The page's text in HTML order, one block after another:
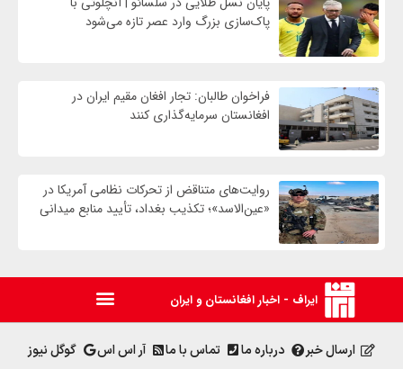
پاک‌سازی بزرگ وارد عصر تازه می‌شود
فراخوان طالبان: تجار افغان مقیم ایران در
افغانستان سرمایه‌گذاری کنند
روایت‌های متناقض از تحرکات نظامی آمریکا در
«عین‌الاسد»؛ تکذیب بغداد، تأیید منابع میدانی
ایراف - اخبار افغانستان و ایران
ارسال خبر درباره ما تماس با ما آر اس اس گوگل نیوز